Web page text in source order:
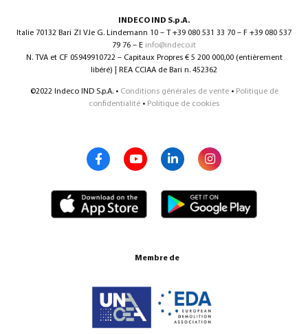
INDECO IND S.p.A.
Italie 70132 Bari ZI V.le G. Lindemann 10 – T +39 080 531 33 70 – F +39 080 537
79 76 – E info@indeco.it
N. TVA et CF 05949910722 – Capitaux Propres € 5 200 000,00 (entièrement
libéré) | REA CCIAA de Bari n. 452362
©2022 Indeco IND S.p.A. • Conditions générales de vente• Politique de
confidentialité • Politique de cookies
Membre de